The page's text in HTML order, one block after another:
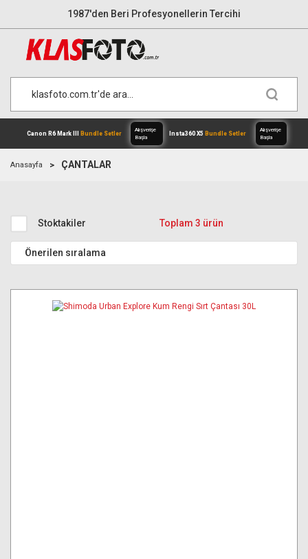
1987'den Beri Profesyonellerin Tercihi
Canon R6 Mark III Bundle Setler
Anasayfa ÇANTALAR
Stoktakiler Toplam 3 ürün